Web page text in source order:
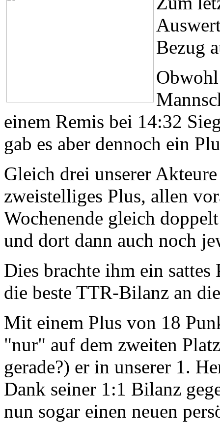
Bezug
einem Remis bei 14:32
gab es aber dennoch ein
Gleich drei unserer
zweistelliges Plus, allen
Wochenende gleich
und dort dann auch noch
Dies brachte ihm ein
die beste TTR-Bilanz an
Mit einem Plus von 18
"nur" auf dem zweiten
gerade?) er in unserer 1.
Dank seiner 1:1 Bilanz
nun sogar einen neuen